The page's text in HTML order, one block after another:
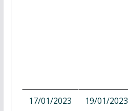
17/01/2023
19/01/2023